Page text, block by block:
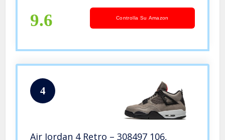
9.6 Controlla Su Amazon
4
Air Jordan 4 Retro – 308497 106,